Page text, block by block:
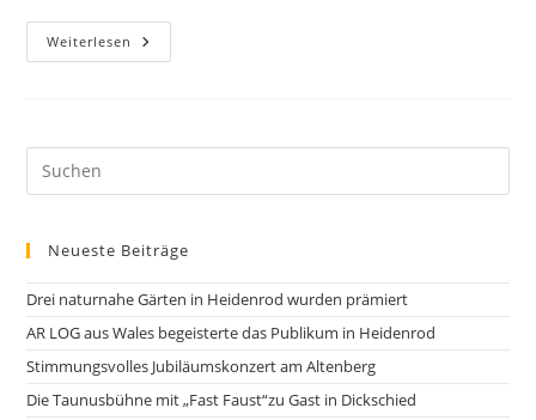
Weiterlesen
Neueste Beiträge
Drei naturnahe Gärten in Heidenrod wurden prämiert
AR LOG aus Wales begeisterte das Publikum in Heidenrod
Stimmungsvolles Jubiläumskonzert am Altenberg
Die Taunusbühne mit „Fast Faust“zu Gast in Dickschied